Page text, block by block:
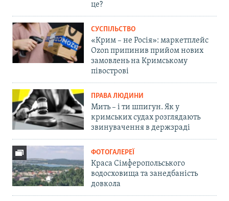
це?
СУСПІЛЬСТВО
«Крим – не Росія»: маркетплейс
Ozon припинив прийом нових
замовлень на Кримському
півострові
ПРАВА ЛЮДИНИ
Мить – і ти шпигун. Як у
кримських судах розглядають
звинувачення в держзраді
ФОТОГАЛЕРЕЇ
Краса Сімферопольського
водосховища та занедбаність
довкола